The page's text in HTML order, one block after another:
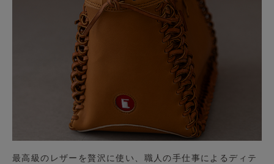
最高級のレザーを贅沢に使い、職人の手仕事によるディテ